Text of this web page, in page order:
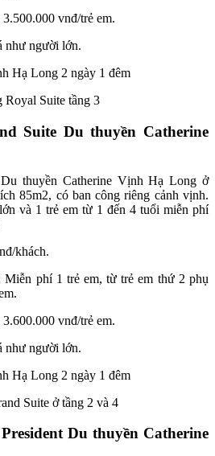
vnđ/trẻ em.
như người lớn.
Royal Suite tầng 3
Suite Du thuyền Catherine
thuyền Catherine Vịnh Hạ Long ở
85m2, có ban công riêng cảnh vịnh.
và 1 trẻ em từ 1 đến 4 tuổi miễn phí
khách.
phí 1 trẻ em, từ trẻ em thứ 2 phụ
vnđ/trẻ em.
như người lớn.
Suite ở tầng 2 và 4
Du thuyền Catherine